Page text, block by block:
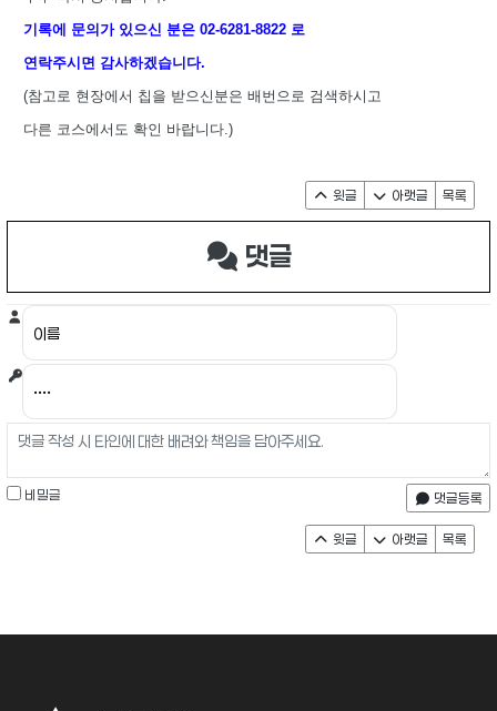
기록에 문의가 있으신 분은 02-6281-8822 로
연락주시면 감사하겠습니다.
(참고로 현장에서 칩을 받으신분은 배번으로 검색하시고
다른 코스에서도 확인 바랍니다.)
윗글 아랫글 목록
댓글
비밀글 댓글등록
윗글 아랫글 목록